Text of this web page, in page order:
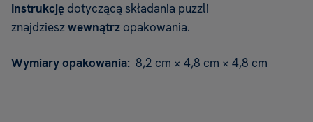
Instrukcję dotyczącą składania puzzli
znajdzieszwewnątrz opakowania.
Wymiary opakowania: 8,2 cm × 4,8 cm × 4,8 cm